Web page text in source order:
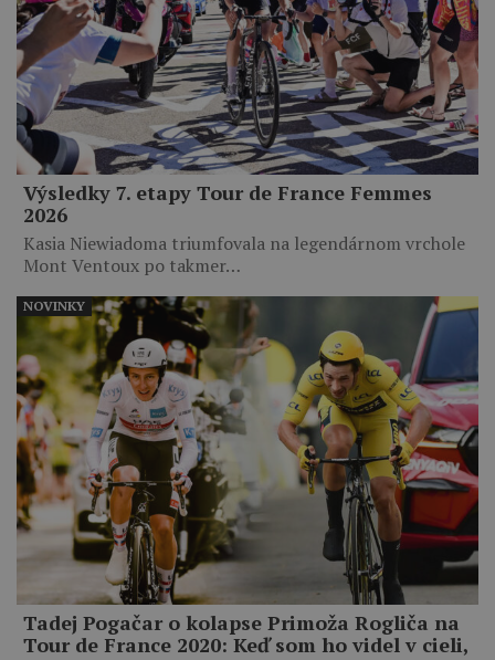
Výsledky 7. etapy Tour de France Femmes
2026
Kasia Niewiadoma triumfovala na legendárnom vrchole
Mont Ventoux po takmer…
Tadej Pogačar o kolapse Primoža Rogliča na
Tour de France 2020: Keď som ho videl v cieli,
NOVINKY